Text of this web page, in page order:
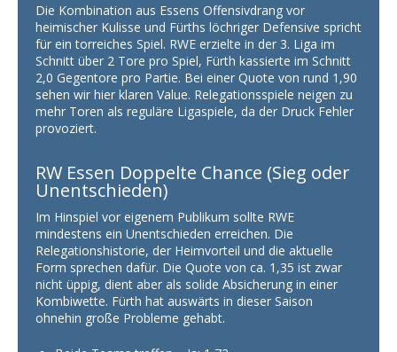
Die Kombination aus Essens Offensivdrang vor
heimischer Kulisse und Fürths löchriger Defensive spricht
für ein torreiches Spiel. RWE erzielte in der 3. Liga im
Schnitt über 2 Tore pro Spiel, Fürth kassierte im Schnitt
2,0 Gegentore pro Partie. Bei einer Quote von rund 1,90
sehen wir hier klaren Value. Relegationsspiele neigen zu
mehr Toren als reguläre Ligaspiele, da der Druck Fehler
provoziert.
RW Essen Doppelte Chance (Sieg oder
Unentschieden)
Im Hinspiel vor eigenem Publikum sollte RWE
mindestens ein Unentschieden erreichen. Die
Relegationshistorie, der Heimvorteil und die aktuelle
Form sprechen dafür. Die Quote von ca. 1,35 ist zwar
nicht üppig, dient aber als solide Absicherung in einer
Kombiwette. Fürth hat auswärts in dieser Saison
ohnehin große Probleme gehabt.